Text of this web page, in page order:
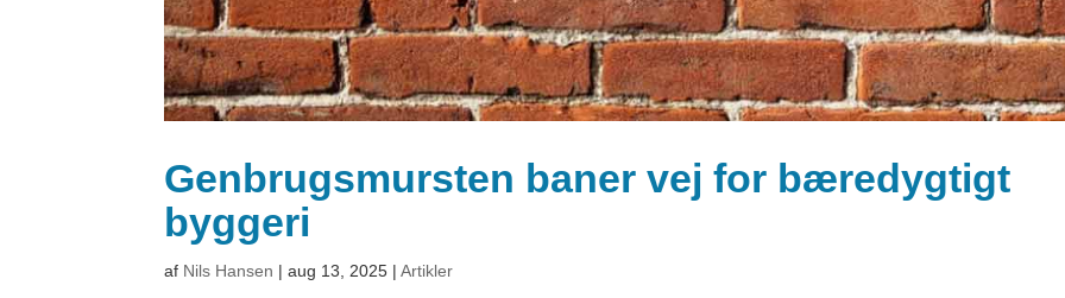
Genbrugsmursten baner vej for bæredygtigt
byggeri
af Nils Hansen | aug 13, 2025| Artikler